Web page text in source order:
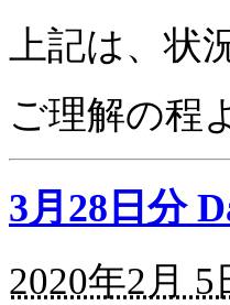
上記は、状
ご理解の程
3月28日分
2020年2月 5